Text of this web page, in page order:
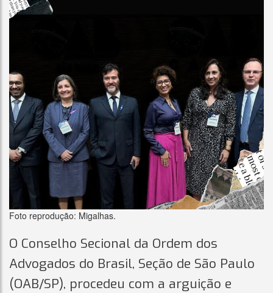
Foto reprodução: Migalhas.
O Conselho Secional da Ordem dos
Advogados do Brasil, Seção de São Paulo
(OAB/SP), procedeu com a arguição e